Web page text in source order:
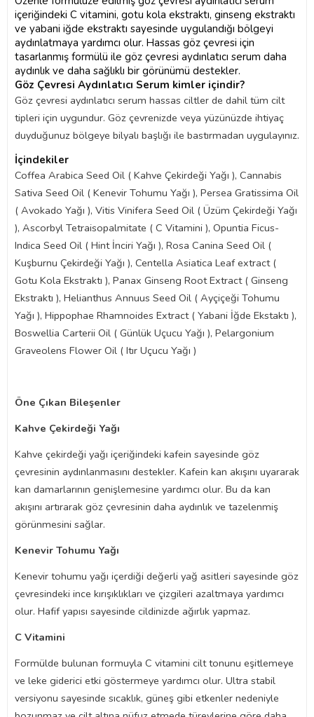
içeriğindeki C vitamini, gotu kola ekstraktı, ginseng ekstraktı
ve yabani iğde ekstraktı sayesinde uygulandığı bölgeyi
aydınlatmaya yardımcı olur. Hassas göz çevresi için
tasarlanmış formülü ile göz çevresi aydınlatıcı serum daha
aydınlık ve daha sağlıklı bir görünümü destekler.
Göz Çevresi Aydınlatıcı Serum kimler içindir?
Göz çevresi aydınlatıcı serum hassas ciltler de dahil tüm cilt
tipleri için uygundur. Göz çevrenizde veya yüzünüzde ihtiyaç
duyduğunuz bölgeye bilyalı başlığı ile bastırmadan uygulayınız.
İçindekiler
Coffea Arabica Seed Oil ( Kahve Çekirdeği Yağı ), Cannabis
Sativa Seed Oil ( Kenevir Tohumu Yağı ), Persea Gratissima Oil
( Avokado Yağı ), Vitis Vinifera Seed Oil ( Üzüm Çekirdeği Yağı
), Ascorbyl Tetraisopalmitate ( C Vitamini ), Opuntia Ficus-
Indica Seed Oil ( Hint İnciri Yağı ), Rosa Canina Seed Oil (
Kuşburnu Çekirdeği Yağı ), Centella Asiatica Leaf extract (
Gotu Kola Ekstraktı ), Panax Ginseng Root Extract ( Ginseng
Ekstraktı ), Helianthus Annuus Seed Oil ( Ayçiçeği Tohumu
Yağı ), Hippophae Rhamnoides Extract ( Yabani İğde Ekstaktı ),
Boswellia Carterii Oil ( Günlük Uçucu Yağı ), Pelargonium
Graveolens Flower Oil ( Itır Uçucu Yağı )
Öne Çıkan Bileşenler
Kahve Çekirdeği Yağı
Kahve çekirdeği yağı içeriğindeki kafein sayesinde göz
çevresinin aydınlanmasını destekler. Kafein kan akışını uyararak
kan damarlarının genişlemesine yardımcı olur. Bu da kan
akışını artırarak göz çevresinin daha aydınlık ve tazelenmiş
görünmesini sağlar.
Kenevir Tohumu Yağı
Kenevir tohumu yağı içerdiği değerli yağ asitleri sayesinde göz
çevresindeki ince kırışıklıkları ve çizgileri azaltmaya yardımcı
olur. Hafif yapısı sayesinde cildinizde ağırlık yapmaz.
C Vitamini
Formülde bulunan formuyla C vitamini cilt tonunu eşitlemeye
ve leke giderici etki göstermeye yardımcı olur. Ultra stabil
versiyonu sayesinde sıcaklık, güneş gibi etkenler nedeniyle